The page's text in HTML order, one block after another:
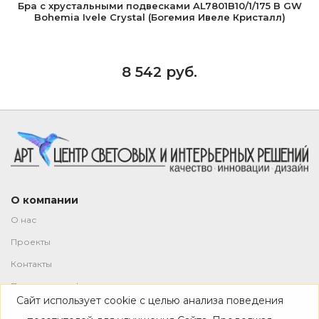
Бра с хрустальными подвесками AL7801B10/1/175 B GW
Bohemia Ivele Crystal (Богемия Ивеле Кристалл)
8 542 руб.
О компании
О нас
Проекты
Контакты
Политика конфиденциальности
Сайт использует cookie с целью анализа поведения